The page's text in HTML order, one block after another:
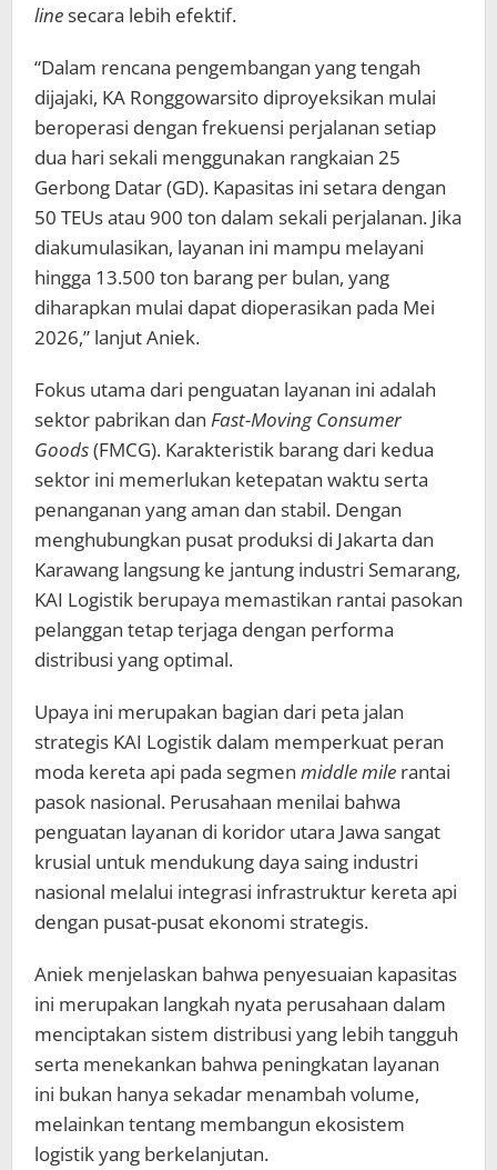
linesecara lebih efektif.
“Dalam rencana pengembangan yang tengah
dijajaki, KA Ronggowarsito diproyeksikan mulai
beroperasi dengan frekuensi perjalanan setiap
dua hari sekali menggunakan rangkaian 25
Gerbong Datar (GD). Kapasitas ini setara dengan
50 TEUs atau 900 ton dalam sekali perjalanan. Jika
diakumulasikan, layanan ini mampu melayani
hingga 13.500 ton barang per bulan, yang
diharapkan mulai dapat dioperasikan pada Mei
2026,” lanjut Aniek.
Fokus utama dari penguatan layanan ini adalah
sektor pabrikan dan Fast-Moving Consumer
Goods(FMCG). Karakteristik barang dari kedua
sektor ini memerlukan ketepatan waktu serta
penanganan yang aman dan stabil. Dengan
menghubungkan pusat produksi di Jakarta dan
Karawang langsung ke jantung industri Semarang,
KAI Logistik berupaya memastikan rantai pasokan
pelanggan tetap terjaga dengan performa
distribusi yang optimal.
Upaya ini merupakan bagian dari peta jalan
strategis KAI Logistik dalam memperkuat peran
moda kereta api pada segmen middle mile rantai
pasok nasional. Perusahaan menilai bahwa
penguatan layanan di koridor utara Jawa sangat
krusial untuk mendukung daya saing industri
nasional melalui integrasi infrastruktur kereta api
dengan pusat-pusat ekonomi strategis.
Aniek menjelaskan bahwa penyesuaian kapasitas
ini merupakan langkah nyata perusahaan dalam
menciptakan sistem distribusi yang lebih tangguh
serta menekankan bahwa peningkatan layanan
ini bukan hanya sekadar menambah volume,
melainkan tentang membangun ekosistem
logistik yang berkelanjutan.